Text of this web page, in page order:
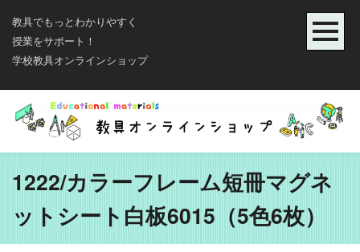
教具でもっとわかりやすく
授業をサポート！
学校教具オンラインショップ
1222/カラーフレーム短冊マグネ
ットシート白板6015（5色6枚）